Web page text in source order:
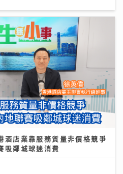
酒店業靠服務質量非價格競爭
吸鄰城球迷消費